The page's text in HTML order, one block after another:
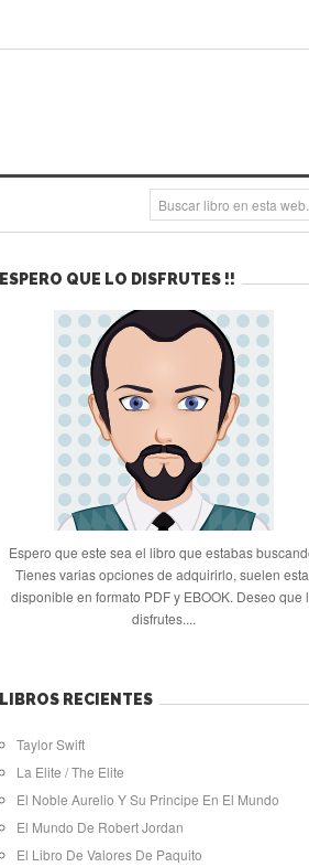
ESPERO QUE LO DISFRUTES !!
Espero que este sea el libro que estabas
Tienes varias opciones de adquirirlo, suelen
disponible en formato PDF y EBOOK. Deseo que
disfrutes....
LIBROS RECIENTES
Taylor Swift
La Elite / The Elite
El Noble Aurelio Y Su Principe En El Mundo
El Mundo De Robert Jordan
El Libro De Valores De Paquito